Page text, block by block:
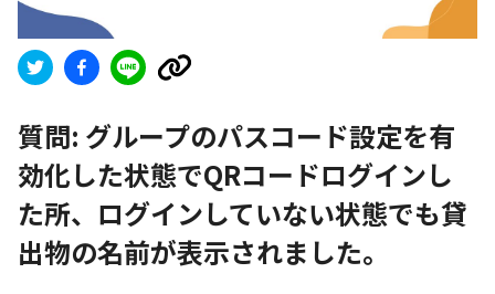
質問: グループのパスコード設定を有
効化した状態でQRコードログインし
た所、ログインしていない状態でも貸
出物の名前が表示されました。